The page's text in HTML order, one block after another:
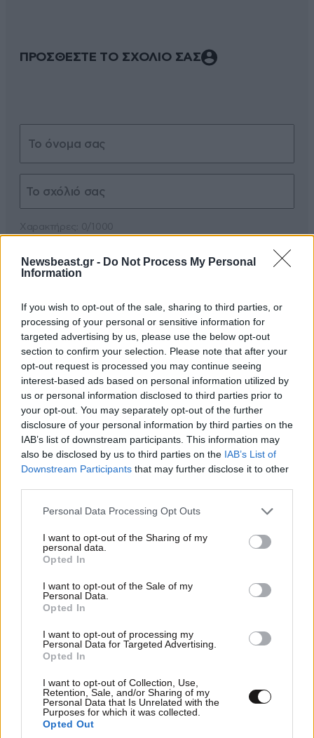
Newsbeast.gr - Do Not Process My Personal
Information
If you wish to opt-out of the sale, sharing to third parties, or
processing of your personal or sensitive information for
targeted advertising by us, please use the below opt-out
section to confirm your selection. Please note that after your
opt-out request is processed you may continue seeing
interest-based ads based on personal information utilized by
us or personal information disclosed to third parties prior to
your opt-out. You may separately opt-out of the further
disclosure of your personal information by third parties on the
IAB’s list of downstream participants. This information may
also be disclosed by us to third parties on the IAB’s List of
Downstream Participants that may further disclose it to other
Please note that this website/app uses one or more Google
not limited to your visit or usage behaviour. You may click to
grant or deny consent to Google and its third-party tags to
use your data for below specified purposes in below Google
consent section.
Personal Data Processing Opt Outs
I want to opt-out of the Sharing of my
personal data.
Opted In
I want to opt-out of the Sale of my
Personal Data.
Opted In
I want to opt-out of processing my
Personal Data for Targeted Advertising.
Opted In
I want to opt-out of Collection, Use,
Retention, Sale, and/or Sharing of my
Personal Data that Is Unrelated with the
Purposes for which it was collected.
Opted Out
ΠΡΟΣΘΕΣΤΕ ΤΟ ΣΧΟΛΙΟ ΣΑΣ
Διαβάστε και ακολουθήστε τους κανόνες σχολιασμού
TRENDING
ΚΟΣΜΟΣ10·08·2026 19:20
Αναστάτωση στα τουρκικά ΜΜΕ: «Το Ισραήλ θα
Τουρκία, Σαουδική Αραβία και Πακιστάν»